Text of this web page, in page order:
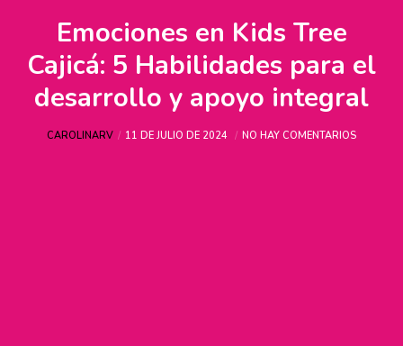
Emociones en Kids Tree
Cajicá: 5 Habilidades para el
desarrollo y apoyo integral
CAROLINARV 11 DE JULIO DE 2024 NO HAY COMENTARIOS